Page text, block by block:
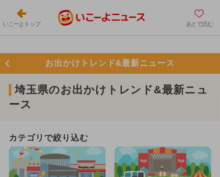
いこーよトップ あとで読む
お出かけトレンド&最新ニュース
埼玉県のお出かけトレンド&最新ニュ
ース
カテゴリで絞り込む